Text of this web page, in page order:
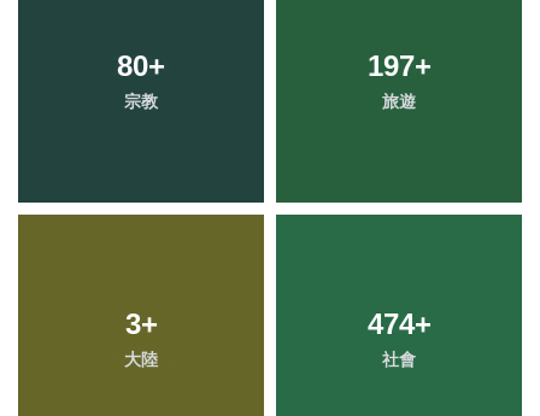
80+
宗教
197+
旅遊
3+
大陸
474+
社會
141+
專欄
89+
農業
41+
科技新知
252+
健康